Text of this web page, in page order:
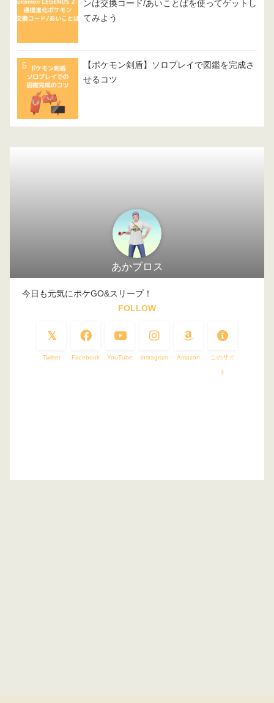
ンは交換コード/あいことばを使ってゲットし
てみよう
【ポケモン剣盾】ソロプレイで図鑑を完成さ
せるコツ
あかブロス
今日も元気にポケGO&スリープ！
FOLLOW
Twitter Facebook YouTube instagram Amazon このサイ
ト